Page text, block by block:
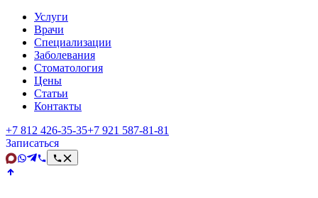
Услуги
Врачи
Специализации
Заболевания
Стоматология
Цены
Статьи
Контакты
+7 812 426‑35‑35+7 921 587‑81‑81
Записаться